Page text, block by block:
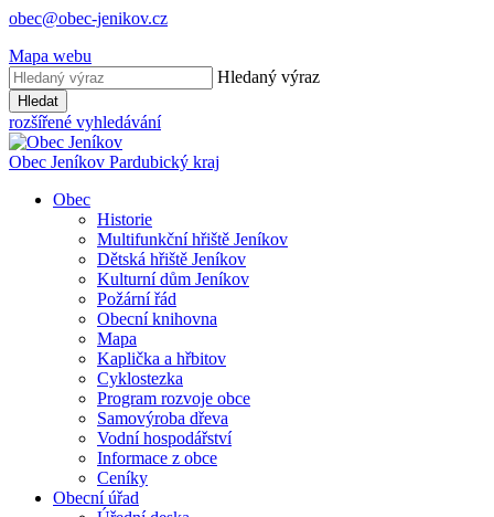
obec@obec-jenikov.cz
Mapa webu
Hledaný výraz
Hledat
rozšířené vyhledávání
Obec Jeníkov Pardubický kraj
Obec
Historie
Multifunkční hřiště Jeníkov
Dětská hřiště Jeníkov
Kulturní dům Jeníkov
Požární řád
Obecní knihovna
Mapa
Kaplička a hřbitov
Cyklostezka
Program rozvoje obce
Samovýroba dřeva
Vodní hospodářství
Informace z obce
Ceníky
Obecní úřad